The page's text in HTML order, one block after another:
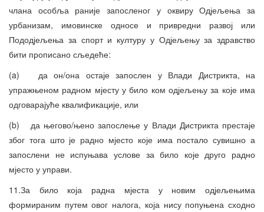
члана особља раније запосленог у оквиру Одјељења за
урбанизам, имовинске односе и привредни развој или
Пододјељења за спорт и културу у Одјељењу за здравство
бити прописано сљедеће:
(a) да он/она остаје запослен у Влади Дистрикта, на
упражњеном радном мјесту у било ком одјељењу за које има
одговарајуће квалификације, или
(b) да његово/њено запослење у Влади Дистрикта престаје
због тога што је радно мјесто које има постало сувишно а
запослени не испуњава услове за било које друго радно
мјесто у управи.
11.За било која радна мјеста у новим одјељењима
формираним путем овог налога, која нису попуњена сходно